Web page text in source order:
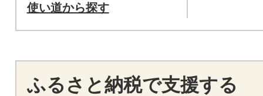
使い道から探す
ふるさと納税で支援する